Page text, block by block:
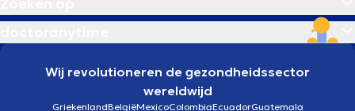
Wij revolutioneren de gezondheidssector
wereldwijd
GriekenlandBelgiëMexicoColombiaEcuadorGuatemala